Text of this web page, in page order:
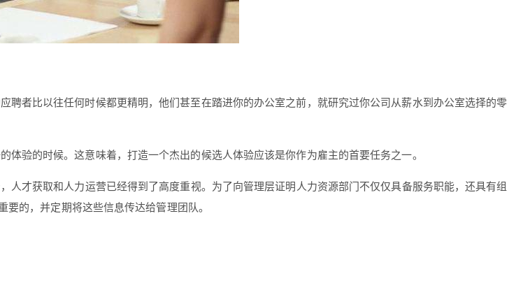
者比以往任何时候都更精明，他们甚至在踏进你的办公室之前，就研究过你公司从薪水到办公室选择的零
验的时候。这意味着，打造一个杰出的候选人体验应该是你作为雇主的首要任务之一。
人才获取和人力运营已经得到了高度重视。为了向管理层证明人力资源部门不仅仅具备服务职能，还具有组
的，并定期将这些信息传达给管理团队。